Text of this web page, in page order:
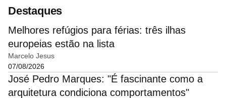
Destaques
Melhores refúgios para férias: três ilhas
europeias estão na lista
Marcelo Jesus
07/08/2026
José Pedro Marques: "É fascinante como a
arquitetura condiciona comportamentos"